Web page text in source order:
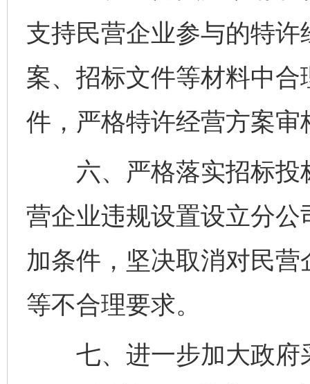
支持民营企业参与的特
案、招标文件等材料中
件，严格特许经营方案
六、严格落实招标投
营企业违规设置设立分
加条件，坚决取消对民
等不合理要求。
七、进一步加大政府